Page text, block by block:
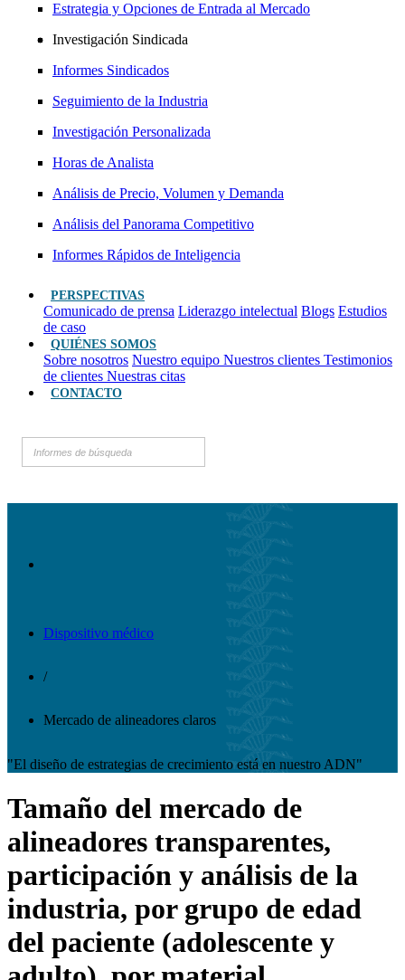
Estrategia y Opciones de Entrada al Mercado
Investigación Sindicada
Informes Sindicados
Seguimiento de la Industria
Investigación Personalizada
Horas de Analista
Análisis de Precio, Volumen y Demanda
Análisis del Panorama Competitivo
Informes Rápidos de Inteligencia
PERSPECTIVAS
Comunicado de prensa Liderazgo intelectual Blogs Estudios
de caso
QUIÉNES SOMOS
Sobre nosotros Nuestro equipo Nuestros clientes Testimonios
de clientes Nuestras citas
CONTACTO
Dispositivo médico
/
Mercado de alineadores claros
"El diseño de estrategias de crecimiento está en nuestro ADN"
Tamaño del mercado de
alineadores transparentes,
participación y análisis de la
industria, por grupo de edad
del paciente (adolescente y